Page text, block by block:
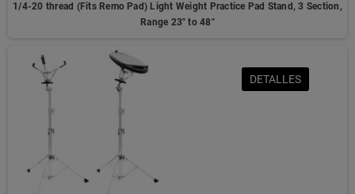
1/4-20 thread (Fits Remo Pad) Light Weight Practice Pad Stand, 3 Section,
Range 23" to 48"
DETALLES